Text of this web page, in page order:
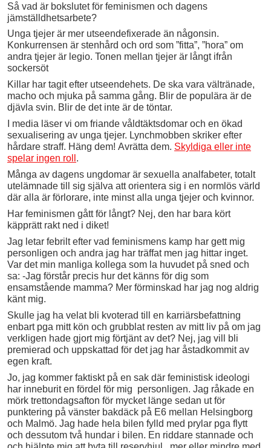
Så vad är bokslutet för feminismen och dagens
jämställdhetsarbete?
Unga tjejer är mer utseendefixerade än någonsin.
Konkurrensen är stenhård och ord som ”fitta”, ”hora” om
andra tjejer är legio. Tonen mellan tjejer är långt ifrån
sockersöt
Killar har tagit efter utseendehets. De ska vara vältränade,
macho och mjuka på samma gång. Blir de populära är de
djävla svin. Blir de det inte är de töntar.
I media läser vi om friande våldtäktsdomar och en ökad
sexualisering av unga tjejer. Lynchmobben skriker efter
hårdare straff. Häng dem! Avrätta dem. Skyldiga eller inte
spelar ingen roll .
Många av dagens ungdomar är sexuella analfabeter, totalt
utelämnade till sig själva att orientera sig i en normlös värld
där alla är förlorare, inte minst alla unga tjejer och kvinnor.
Har feminismen gått för långt? Nej, den har bara kört
käpprätt rakt ned i diket!
Jag letar febrilt efter vad feminismens kamp har gett mig
personligen och andra jag har träffat men jag hittar inget.
Var det min manliga kollega som la huvudet på sned och
sa: -Jag förstår precis hur det känns för dig som
ensamstående mamma? Mer förminskad har jag nog aldrig
känt mig.
Skulle jag ha velat bli kvoterad till en karriärsbefattning
enbart pga mitt kön och grubblat resten av mitt liv på om jag
verkligen hade gjort mig förtjänt av det? Nej, jag vill bli
premierad och uppskattad för det jag har åstadkommit av
egen kraft.
Jo, jag kommer faktiskt på en sak där feministisk ideologi
har inneburit en fördel för mig personligen. Jag råkade en
mörk trettondagsafton för mycket länge sedan ut för
punktering på vänster bakdäck på E6 mellan Helsingborg
och Malmö. Jag hade hela bilen fylld med prylar pga flytt
och dessutom två hundar i bilen. En riddare stannade och